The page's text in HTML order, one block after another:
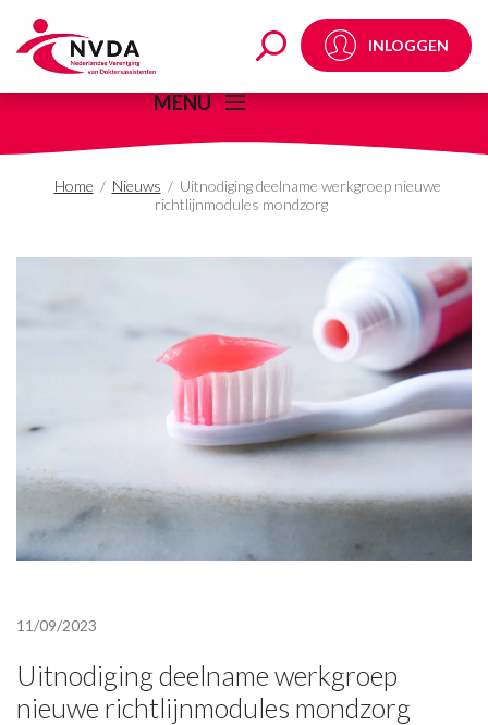
Uitnodiging INLOGGEN
MENU
Home / Nieuws / Uitnodiging deelname werkgroep nieuwe
richtlijnmodules mondzorg
11/09/2023
Uitnodiging deelname werkgroep
nieuwe richtlijnmodules mondzorg